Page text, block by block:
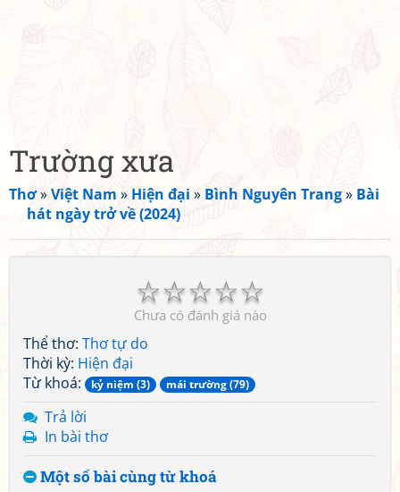
Trường xưa
Thơ»Việt Nam » Hiện đại » Bình Nguyên Trang» Bài
hát ngày trở về (2024)
☆
☆
☆
☆
☆
Chưa có đánh giá nào
Thể thơ: Thơ tự do
Thời kỳ: Hiện đại
Từ khoá:
kỷ niệm (3) mái trường (79)
Trả lời
In bài thơ
Một số bài cùng từ khoá